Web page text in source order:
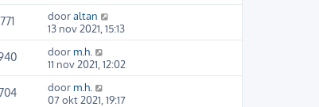
dooraltan
13 nov 2021, 15:13
door m.h.
11 nov 2021, 12:02
door m.h.
07 okt 2021, 19:17